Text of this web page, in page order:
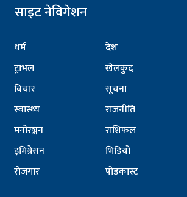
साइट नेविगेशन
धर्म
ट्राभल
विचार
स्वास्थ्य
मनोरञ्जन
इमिग्रेसन
रोजगार
देश
खेलकुद
सूचना
राजनीति
राशिफल
भिडियो
पोडकास्ट